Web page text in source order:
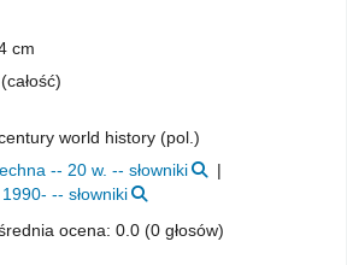
cm
world history (pol.)
-- 20 w. -- słowniki
-- słowniki
ocena: 0.0 (0 głosów)